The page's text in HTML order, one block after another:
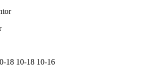
18 10-18 10-16